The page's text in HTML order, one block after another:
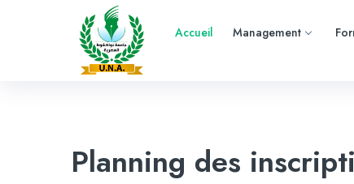
Accueil Management
Planning des